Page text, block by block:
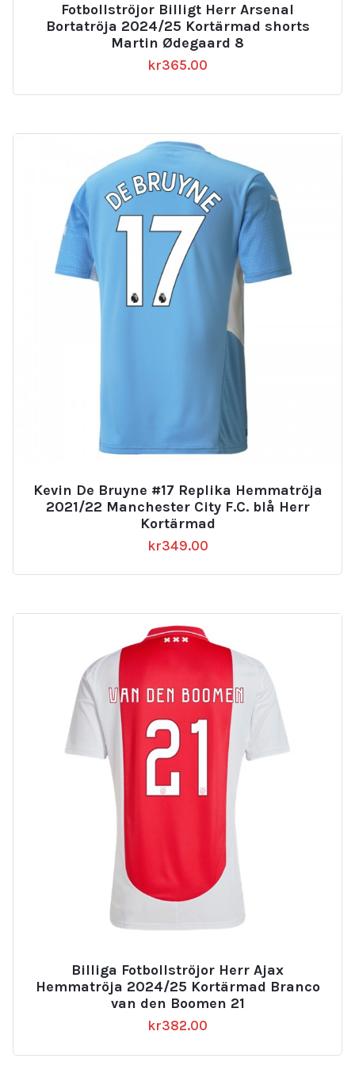
Fotbollströjor Billigt Herr Arsenal
Bortatröja 2024/25 Kortärmad shorts
Martin Ødegaard 8
kr365.00
Kevin De Bruyne #17 Replika Hemmatröja
2021/22 Manchester City F.C. blå Herr
Kortärmad
kr349.00
Billiga Fotbollströjor Herr Ajax
Hemmatröja 2024/25 Kortärmad Branco
van den Boomen 21
kr382.00